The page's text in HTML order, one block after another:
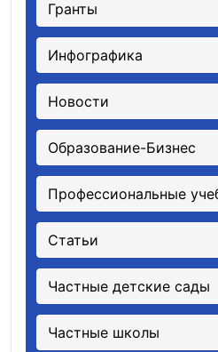
Гранты
Инфографика
Новости
Образование-Бизнес
Профессиональные
Статьи
Частные детские сады
Частные школы